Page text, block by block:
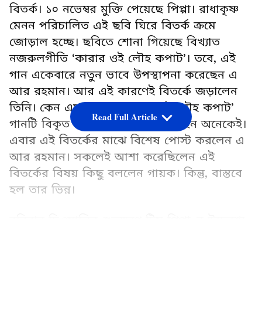
বিতর্ক। ১০ নভেম্বর মুক্তি পেয়েছে পিপ্পা। রাধাকৃষ্ণ
মেনন পরিচালিত এই ছবি ঘিরে বিতর্ক ক্রমে
জোড়াল হচ্ছে। ছবিতে শোনা গিয়েছে বিখ্যাত
নজরুলগীতি ‘কারার ওই লৌহ কপাট’। তবে, এই
গান একেবারে নতুন ভাবে উপস্থাপনা করেছেন এ
আর রহমান। আর এই কারণেই বিতর্কে জড়ালেন
তিনি। কেন এমন ভাগে ‘কারার ওই লৌহ কপাট’
গানটি বিকৃত করছেন, তা দাবি করেছেন অনেকেই।
এবার এই বিতর্কের মাঝে বিশেষ পোস্ট করলেন এ
আর রহমান। সকলেই আশা করেছিলেন এই
বিতর্কের বিষয় কিছু বললেন গায়ক। কিন্তু, বাস্তবে
হল তার ভিন্ন।
Read Full Article